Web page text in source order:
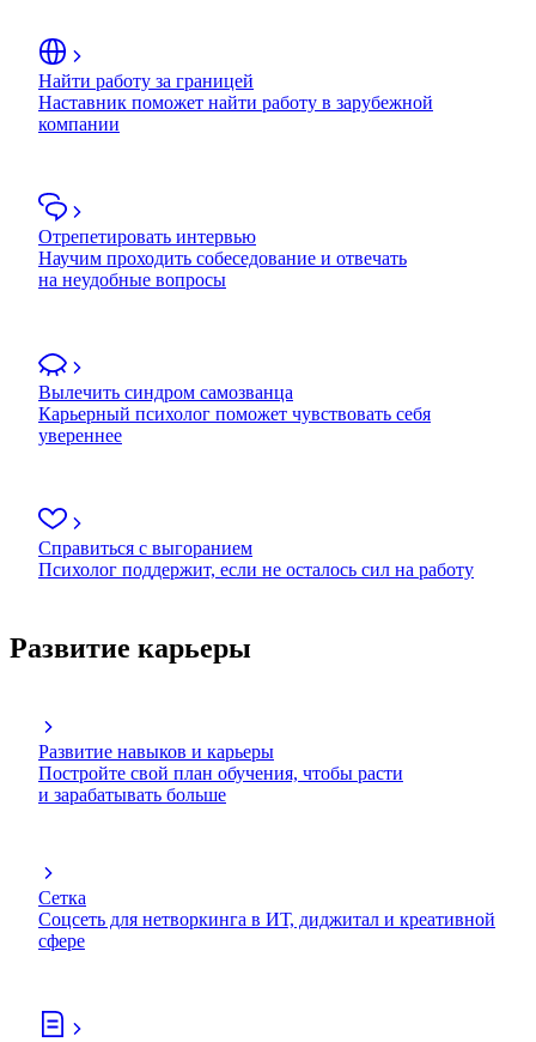
Найти работу за границей
Наставник поможет найти работу в зарубежной
компании
Отрепетировать интервью
Научим проходить собеседование и отвечать
на неудобные вопросы
Вылечить синдром самозванца
Карьерный психолог поможет чувствовать себя
увереннее
Справиться с выгоранием
Психолог поддержит, если не осталось сил на работу
Развитие карьеры
Развитие навыков и карьеры
Постройте свой план обучения, чтобы расти
и зарабатывать больше
Сетка
Соцсеть для нетворкинга в ИТ, диджитал и креативной
сфере